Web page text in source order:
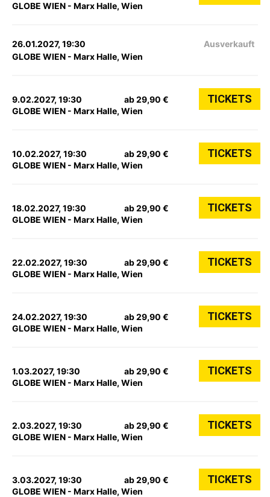
GLOBE WIEN - Marx Halle, Wien
26.01.2027, 19:30
GLOBE WIEN - Marx Halle, Wien
Ausverkauft
9.02.2027, 19:30
GLOBE WIEN - Marx Halle, Wien
ab 29,90 € TICKETS
10.02.2027, 19:30
GLOBE WIEN - Marx Halle, Wien
ab 29,90 € TICKETS
18.02.2027, 19:30
GLOBE WIEN - Marx Halle, Wien
ab 29,90 € TICKETS
22.02.2027, 19:30
GLOBE WIEN - Marx Halle, Wien
ab 29,90 € TICKETS
24.02.2027, 19:30
GLOBE WIEN - Marx Halle, Wien
ab 29,90 € TICKETS
1.03.2027, 19:30
GLOBE WIEN - Marx Halle, Wien
ab 29,90 € TICKETS
2.03.2027, 19:30
GLOBE WIEN - Marx Halle, Wien
ab 29,90 € TICKETS
3.03.2027, 19:30
GLOBE WIEN - Marx Halle, Wien
ab 29,90 € TICKETS